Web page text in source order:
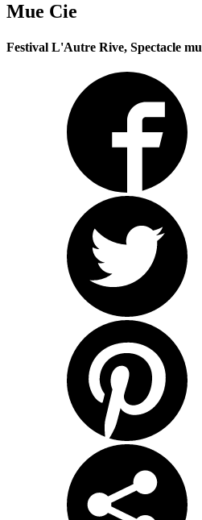
Mue Cie
Festival L'Autre Rive, Spectacle